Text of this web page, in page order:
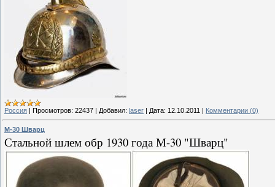
Россия Просмотров: 22437 Добавил: laser Дата: 12.10.2011 Комментарии (0)
М-30 Шварц
Стальной шлем обр 1930 года М-30 "Шварц"